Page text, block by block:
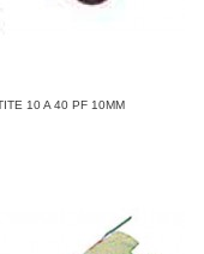
10 A 40 PF 10MM